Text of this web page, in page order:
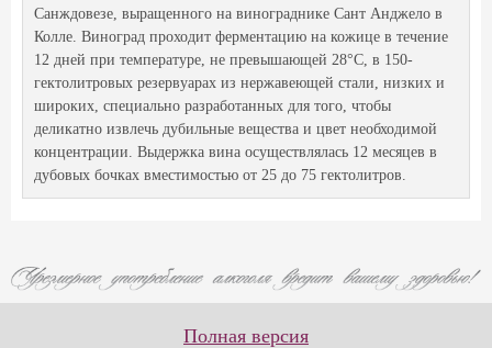
Санждовезе, выращенного на винограднике Сант Анджело в
Колле. Виноград проходит ферментацию на кожице в течение
12 дней при температуре, не превышающей 28°C, в 150-
гектолитровых резервуарах из нержавеющей стали, низких и
широких, специально разработанных для того, чтобы
деликатно извлечь дубильные вещества и цвет необходимой
концентрации. Выдержка вина осуществлялась 12 месяцев в
дубовых бочках вместимостью от 25 до 75 гектолитров.
Полная версия